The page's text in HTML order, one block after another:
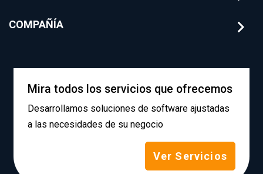
COMPAÑÍA
Mira todos los servicios que ofrecemos
Desarrollamos soluciones de software ajustadas
a las necesidades de su negocio
Ver Servicios